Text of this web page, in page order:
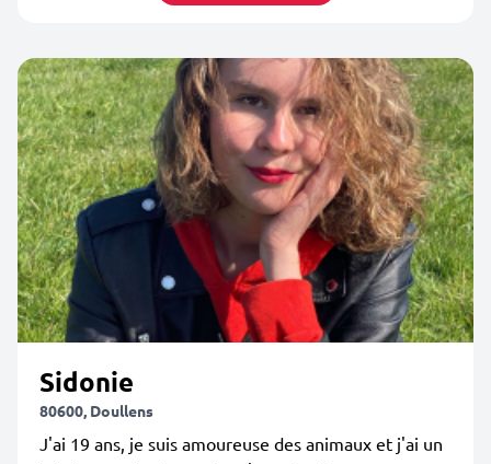
Sidonie
80600, Doullens
J'ai 19 ans, je suis amoureuse des animaux et j'ai un